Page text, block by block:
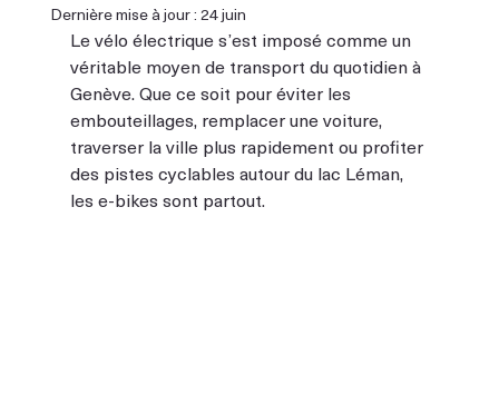
Dernière mise à jour :24 juin
Le vélo électrique s’est imposé comme un
véritable moyen de transport du quotidien à
Genève. Que ce soit pour éviter les
embouteillages, remplacer une voiture,
traverser la ville plus rapidement ou profiter
des pistes cyclables autour du lac Léman,
les e-bikes sont partout.